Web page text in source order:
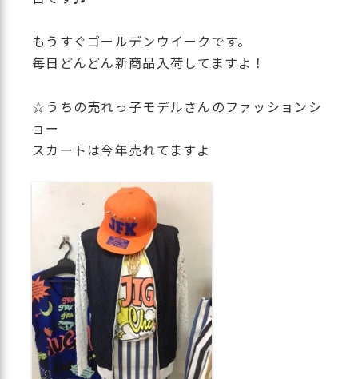
もうすぐゴールデンウイークです。
毎日どんどん新商品入荷してますよ！
☆うちの売れっ子モデルさんのファッションシ
ョー
スカートは今年売れてますよ